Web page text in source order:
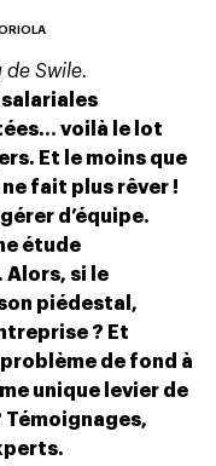
de Swile.
voilà le lot
Et le moins que
ne fait plus rêver !
d’équipe.
étude
Alors, si le
piédestal,
? Et
de fond à
unique levier de
Témoignages,